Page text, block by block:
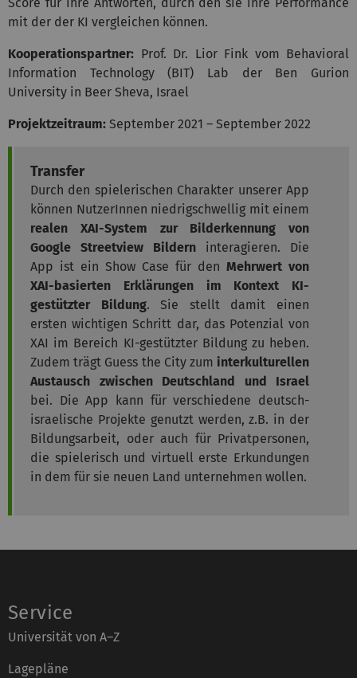
mit der der KI vergleichen können.
Kooperationspartner: Prof. Dr. Lior Fink vom Behavioral
Information Technology (BIT) Lab der Ben Gurion
University in Beer Sheva, Israel
Projektzeitraum: September 2021 – September 2022
Transfer
Durch den spielerischen Charakter unserer App
können NutzerInnen niedrigschwellig mit einem
realen XAI-System zur Bilderkennung von
Google Streetview Bildern interagieren. Die
App ist ein Show Case für den Mehrwert von
XAI-basierten Erklärungen im Kontext KI-
gestützter Bildung. Sie stellt damit einen
ersten wichtigen Schritt dar, das Potenzial von
XAI im Bereich KI-gestützter Bildung zu heben.
Zudem trägt Guess the City zum interkulturellen
Austausch zwischen Deutschland und Israel
bei. Die App kann für verschiedene deutsch-
israelische Projekte genutzt werden, z.B. in der
Bildungsarbeit, oder auch für Privatpersonen,
die spielerisch und virtuell erste Erkundungen
in dem für sie neuen Land unternehmen wollen.
Service
Universität von A–Z
Lagepläne